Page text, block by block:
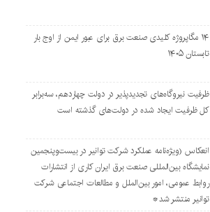
۱۴ مگاپروژه‌ کلیدی صنعت برق برای عبور ایمن از اوج بار
تابستان ۱۴۰۵
ظرفیت نیروگاه‌های تجدیدپذیر در دولت چهاردهم، سه‌برابر
کل ظرفیت ایجاد شده در دولت‌های گذشته است
انعکاس (ویژه‌نامه عملکرد شرکت توانیر در بیست‌وپنجمین
نمایشگاه بین‌المللی صنعت برق ایران کاری از انتشارات
روابط عمومی، امور بین‌الملل و مطالعات اجتماعی شرکت
توانیر منتشر شد*